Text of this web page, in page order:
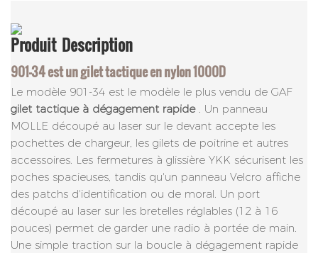
Produit Description
901-34 est un gilet tactique en nylon 1000D
Le modèle 901-34 est le modèle le plus vendu de GAF
gilet tactique à dégagement rapide . Un panneau
MOLLE découpé au laser sur le devant accepte les
pochettes de chargeur, les gilets de poitrine et autres
accessoires. Les fermetures à glissière YKK sécurisent les
poches spacieuses, tandis qu'un panneau Velcro affiche
des patchs d'identification ou de moral. Un port
découpé au laser sur les bretelles réglables (12 à 16
pouces) permet de garder une radio à portée de main.
Une simple traction sur la boucle à dégagement rapide